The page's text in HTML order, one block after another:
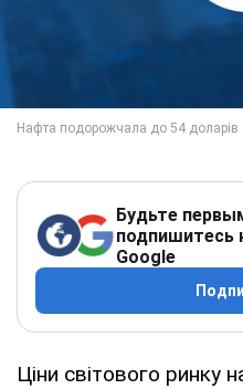
Будьте
подпишитесь
Google
Ціни світового ринку